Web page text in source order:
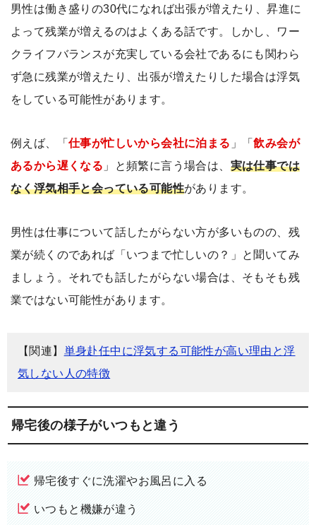
男性は働き盛りの30代になれば出張が増えたり、昇進に
よって残業が増えるのはよくある話です。しかし、ワー
クライフバランスが充実している会社であるにも関わら
ず急に残業が増えたり、出張が増えたりした場合は浮気
をしている可能性があります。
例えば、「 仕事が忙しいから会社に泊まる 」「飲み会が
あるから遅くなる 」と頻繁に言う場合は、 実は仕事では
なく浮気相手と会っている可能性があります。
男性は仕事について話したがらない方が多いものの、残
業が続くのであれば「いつまで忙しいの？」と聞いてみ
ましょう。それでも話したがらない場合は、そもそも残
業ではない可能性があります。
【関連】 単身赴任中に浮気する可能性が高い理由と浮
気しない人の特徴
帰宅後の様子がいつもと違う
帰宅後すぐに洗濯やお風呂に入る
いつもと機嫌が違う